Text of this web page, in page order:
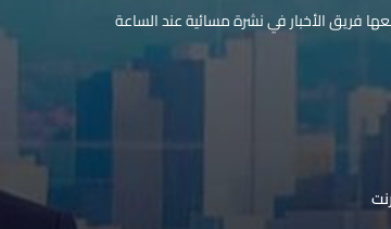
فريق الأخبار في نشرة مسائية عند الساعة